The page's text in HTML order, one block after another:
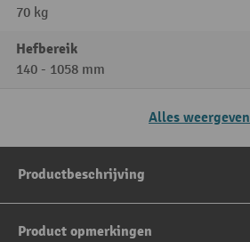
70 kg
Hefbereik
140 - 1058 mm
Alles weergeven
Productbeschrijving
Product opmerkingen